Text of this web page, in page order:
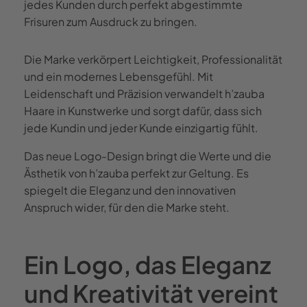
jedes Kunden durch perfekt abgestimmte
Frisuren zum Ausdruck zu bringen.
Die Marke verkörpert Leichtigkeit, Professionalität
und ein modernes Lebensgefühl. Mit
Leidenschaft und Präzision verwandelt h’zauba
Haare in Kunstwerke und sorgt dafür, dass sich
jede Kundin und jeder Kunde einzigartig fühlt.
Das neue Logo-Design bringt die Werte und die
Ästhetik von h’zauba perfekt zur Geltung. Es
spiegelt die Eleganz und den innovativen
Anspruch wider, für den die Marke steht.
Ein Logo, das Eleganz
und Kreativität vereint